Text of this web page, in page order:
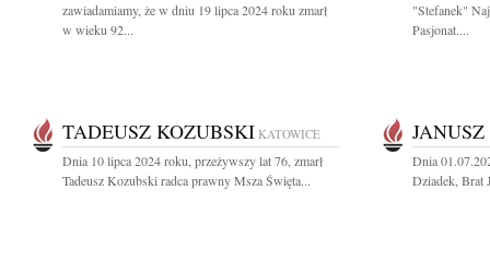
zawiadamiamy, że w dniu 19 lipca 2024 roku zmarł
w wieku 92...
"Stefanek"
Pasjonat....
TADEUSZ KOZUBSKI KATOWICE
Dnia 10 lipca 2024 roku, przeżywszy lat 76, zmarł
Tadeusz Kozubski radca prawny Msza Święta...
Dnia
Dziadek, Brat